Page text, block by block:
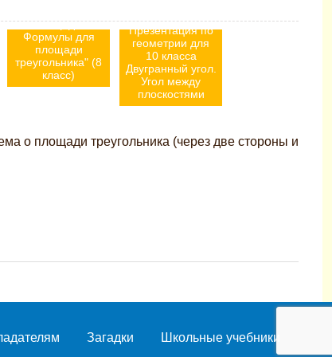
площади.
Формулы для
площади
треугольника" (8
класс)
Презентация по
геометрии для
10 класса
Двугранный угол.
Угол между
плоскостями
о площади треугольника (через две стороны и
Загадки Школьные учебники